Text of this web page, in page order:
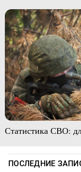
Статистика СВО:
ПОСЛЕДНИЕ